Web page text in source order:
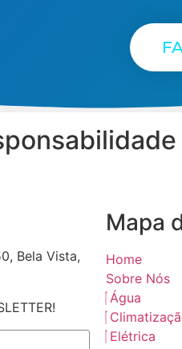
Bela Vista,
Mapa
Home
Sobre Nós
Água
Elétrica